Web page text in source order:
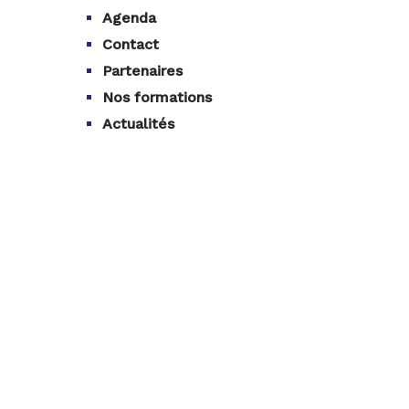
Agenda
Contact
Partenaires
Nos formations
Actualités